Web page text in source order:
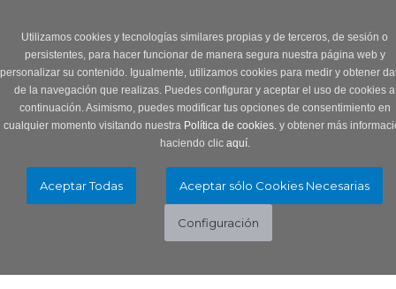
Utilizamos cookies y tecnologías similares propias y de terceros, de sesión o
persistentes, para hacer funcionar de manera segura nuestra página web y
personalizar su contenido. Igualmente, utilizamos cookies para medir y obtener
de la navegación que realizas. Puedes configurar y aceptar el uso de cookies a
continuación. Asimismo, puedes modificar tus opciones de consentimiento en
cualquier momento visitando nuestra Política de cookies.y obtener más
haciendo clic aquí.